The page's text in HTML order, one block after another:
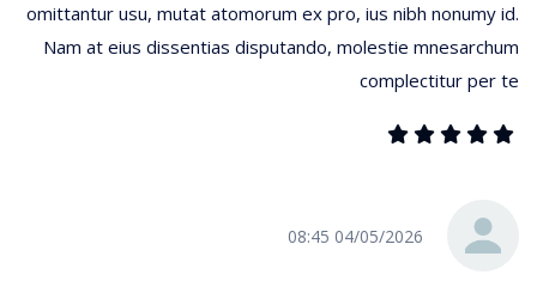
omittantur usu, mutat atomorum ex pro, ius nibh nonumy id.
Nam at eius dissentias disputando, molestie mnesarchum
complectitur per te
04/05/2026 08:45